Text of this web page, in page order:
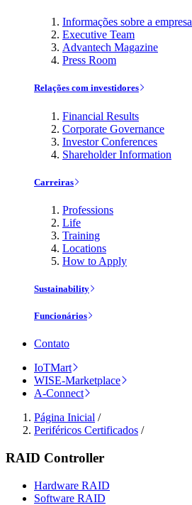
Informações sobre a empresa
Executive Team
Advantech Magazine
Press Room
Relações com investidores
Financial Results
Corporate Governance
Investor Conferences
Shareholder Information
Carreiras
Professions
Life
Training
Locations
How to Apply
Sustainability
Funcionários
Contato
IoTMart
WISE-Marketplace
A-Connect
Página Inicial /
Periféricos Certificados /
RAID Controller
Hardware RAID
Software RAID